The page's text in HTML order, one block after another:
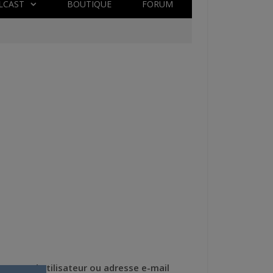
BOUTIQUE FORUM
Nom d'utilisateur ou adresse e-mail